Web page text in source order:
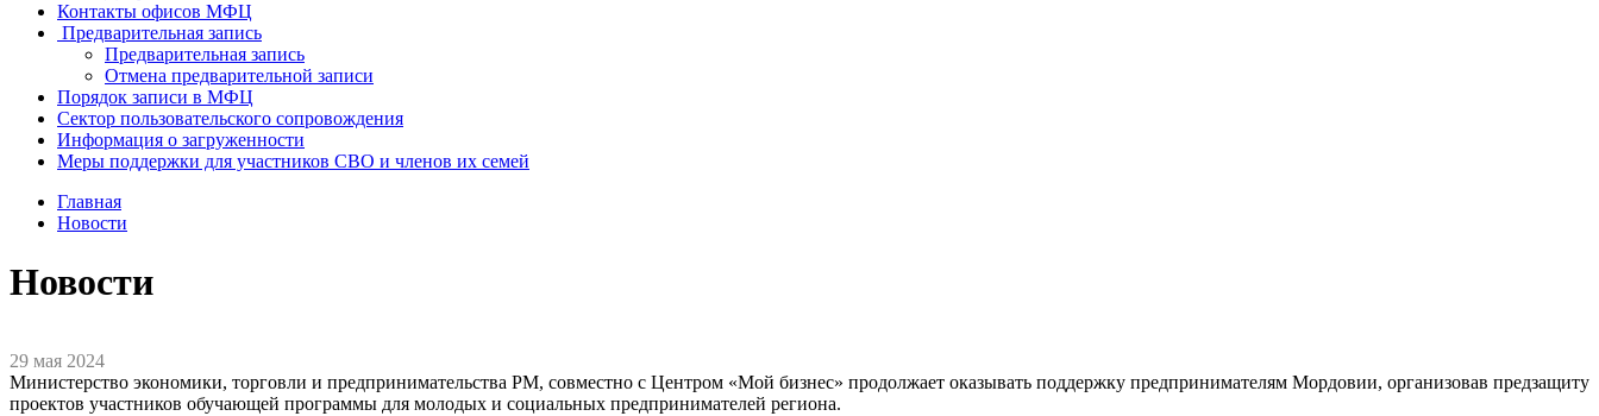
Контакты офисов МФЦ
Предварительная запись
Предварительная запись
Отмена предварительной записи
Порядок записи в МФЦ
Сектор пользовательского сопровождения
Информация о загруженности
Меры поддержки для участников СВО и членов их семей
Главная
Новости
Новости
29 мая 2024
Министерство экономики, торговли и предпринимательства РМ, совместно с Центром «Мой бизнес» продолжает оказывать поддержку предпринимателям Мордовии, организовав предзащиту
проектов участников обучающей программы для молодых и социальных предпринимателей региона.